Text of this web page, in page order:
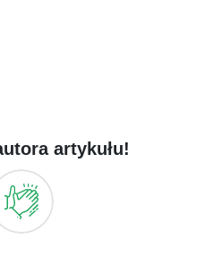
artykułu!